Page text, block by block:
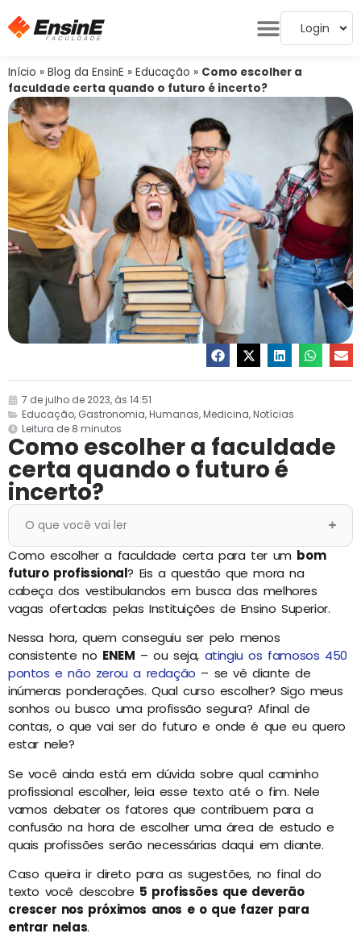
Login
Início » Blog da EnsinE » Educação » Como escolher a
faculdade certa quando o futuro é incerto?
7 de julho de 2023, às 14:51
Educação, Gastronomia,Humanas,Medicina,Notícias
Leitura de 8 minutos
Como escolher a faculdade
certa quando o futuro é
incerto?
O que você vai ler
Como escolher a faculdade certa para ter um bom
futuro profissional? Eis a questão que mora na
cabeça dos vestibulandos em busca das melhores
vagas ofertadas pelas Instituições de Ensino Superior.
Nessa hora, quem conseguiu ser pelo menos
consistente no ENEM – ou seja, atingiu os famosos 450
pontos e não zerou a redação – se vê diante de
inúmeras ponderações. Qual curso escolher? Sigo meus
sonhos ou busco uma profissão segura? Afinal de
contas, o que vai ser do futuro e onde é que eu quero
estar nele?
Se você ainda está em dúvida sobre qual caminho
profissional escolher, leia esse texto até o fim. Nele
vamos debater os fatores que contribuem para a
confusão na hora de escolher uma área de estudo e
quais profissões serão necessárias daqui em diante.
Caso queira ir direto para as sugestões, no final do
texto você descobre 5 profissões que deverão
crescer nos próximos anos e o que fazer para
entrar nelas.